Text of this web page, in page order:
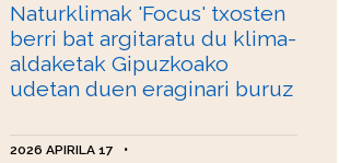
Naturklimak 'Focus' txosten
berri bat argitaratu du klima-
aldaketak Gipuzkoako
udetan duen eraginari buruz
2026 APIRILA 17 •